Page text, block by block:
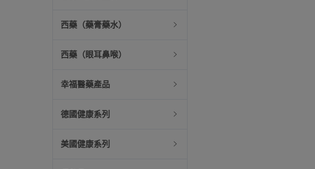
西藥（藥膏藥水）
西藥（眼耳鼻喉）
幸福醫藥產品
德國健康系列
美國健康系列